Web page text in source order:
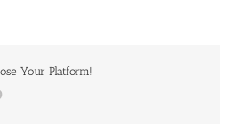
Your Platform!